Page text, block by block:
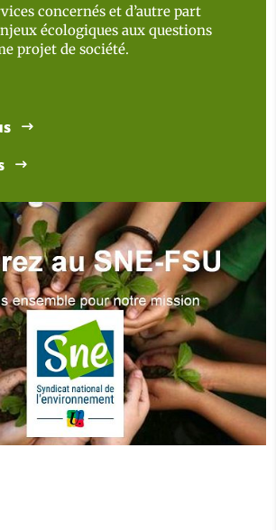
concernés et d’autre part
écologiques aux questions
projet de société.